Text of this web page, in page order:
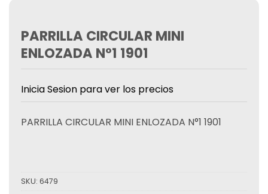
PARRILLA CIRCULAR MINI
ENLOZADA N°1 1901
Inicia Sesion para ver los precios
PARRILLA CIRCULAR MINI ENLOZADA N°1 1901
SKU: 6479